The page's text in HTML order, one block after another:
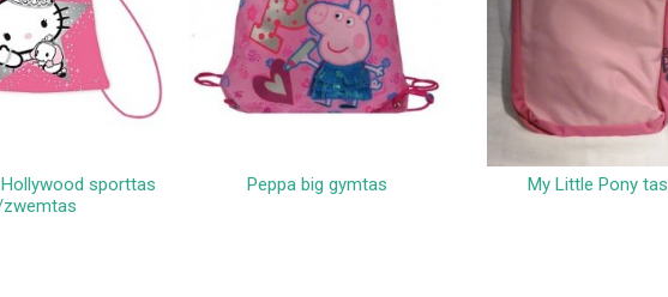
winkelwagensporttas
In winkelwagen
Peppa big gymtas In winkelwagen
My Little Pony tas